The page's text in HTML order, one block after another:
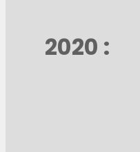
2020 :